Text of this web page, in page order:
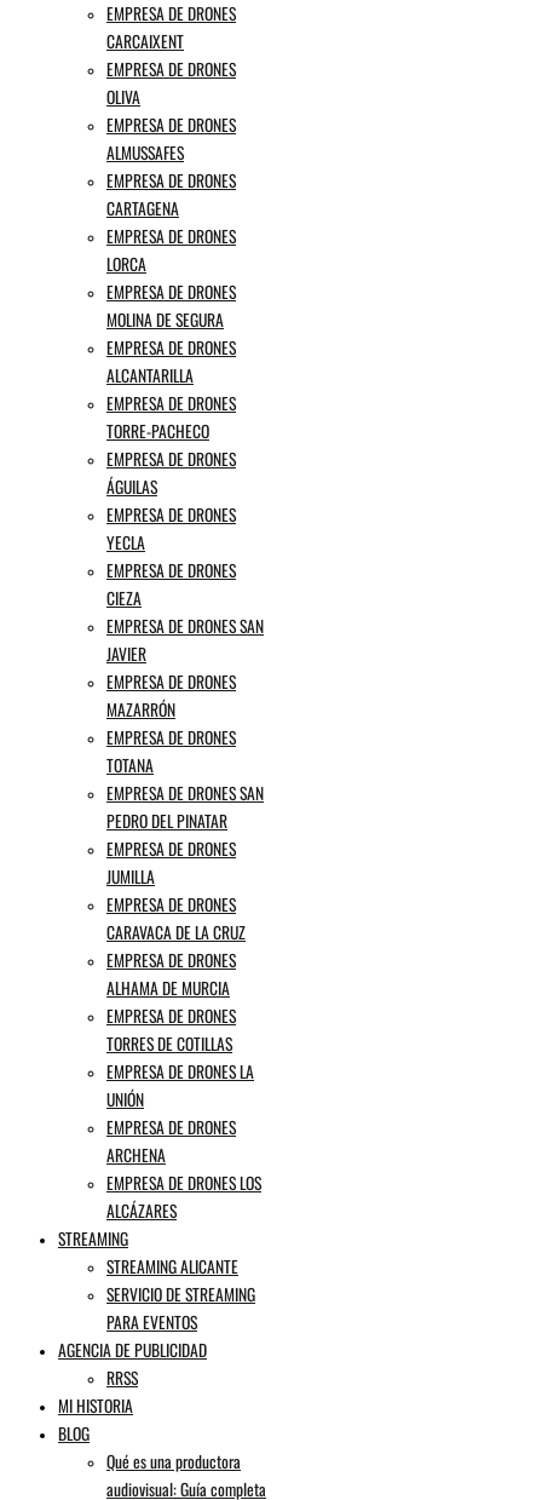
EMPRESA DE DRONES
CARCAIXENT
EMPRESA DE DRONES
OLIVA
EMPRESA DE DRONES
ALMUSSAFES
EMPRESA DE DRONES
CARTAGENA
EMPRESA DE DRONES
LORCA
EMPRESA DE DRONES
MOLINA DE SEGURA
EMPRESA DE DRONES
ALCANTARILLA
EMPRESA DE DRONES
TORRE-PACHECO
EMPRESA DE DRONES
ÁGUILAS
EMPRESA DE DRONES
YECLA
EMPRESA DE DRONES
CIEZA
EMPRESA DE DRONES SAN
JAVIER
EMPRESA DE DRONES
MAZARRÓN
EMPRESA DE DRONES
TOTANA
EMPRESA DE DRONES SAN
PEDRO DEL PINATAR
EMPRESA DE DRONES
JUMILLA
EMPRESA DE DRONES
CARAVACA DE LA CRUZ
EMPRESA DE DRONES
ALHAMA DE MURCIA
EMPRESA DE DRONES
TORRES DE COTILLAS
EMPRESA DE DRONES LA
UNIÓN
EMPRESA DE DRONES
ARCHENA
EMPRESA DE DRONES LOS
ALCÁZARES
STREAMING
STREAMING ALICANTE
SERVICIO DE STREAMING
PARA EVENTOS
AGENCIA DE PUBLICIDAD
RRSS
MI HISTORIA
BLOG
Qué es una productora
audiovisual: Guía completa